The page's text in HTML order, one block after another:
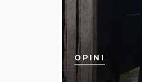
OPINI